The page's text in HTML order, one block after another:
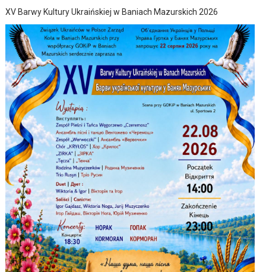
XV Barwy Kultury Ukraińskiej w Baniach Mazurskich 2026